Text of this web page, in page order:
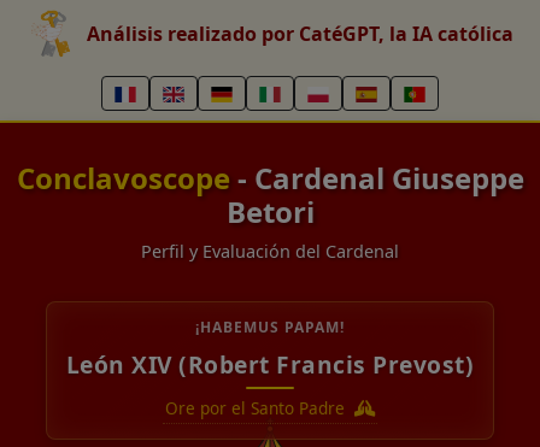
Análisis realizado por CatéGPT, la IA católica
Conclavoscope - Cardenal Giuseppe
Betori
Perfil y Evaluación del Cardenal
¡HABEMUS PAPAM!
León XIV (Robert Francis Prevost)
Ore por el Santo Padre